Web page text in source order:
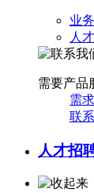
业
人
需要产品
需
联
人才招